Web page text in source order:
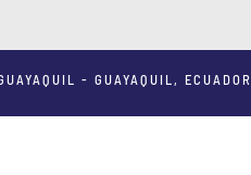
- GUAYAQUIL, ECUADOR